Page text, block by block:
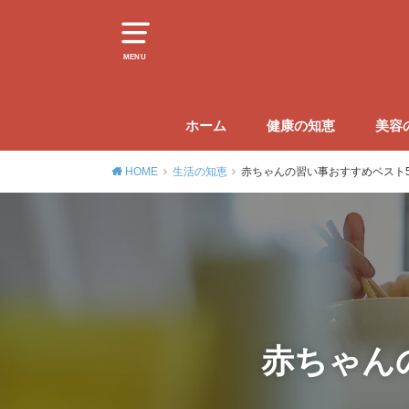
MENU
ホーム 健康の知恵 美容
HOME 生活の知恵 赤ちゃんの習い事おすすめベス
赤ちゃん